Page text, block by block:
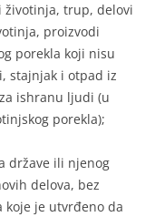
životinja, trup, delovi
proizvodi
porekla koji nisu
stajnjak i otpad iz
ishranu ljudi (u
porekla);
države ili njenog
delova, bez
koje je utvrđeno da